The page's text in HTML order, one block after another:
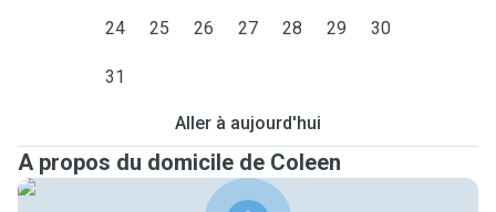
24 25 26 27 28 29 30
31
Aller à aujourd'hui
A propos du domicile de Coleen